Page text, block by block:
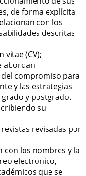
de forma explícita
con los
descritas
vitae (CV);
abordan
compromiso para
y las estrategias
y postgrado.
su
revisadas por
con los nombres y la
electrónico,
que se